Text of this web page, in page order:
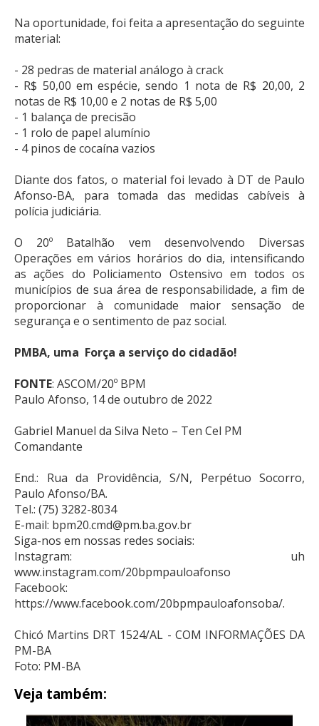
Na oportunidade, foi feita a apresentação do seguinte
material:
- 28 pedras de material análogo à crack
- R$ 50,00 em espécie, sendo 1 nota de R$ 20,00, 2
notas de R$ 10,00 e 2 notas de R$ 5,00
- 1 balança de precisão
- 1 rolo de papel alumínio
- 4 pinos de cocaína vazios
Diante dos fatos, o material foi levado à DT de Paulo
Afonso-BA, para tomada das medidas cabíveis à
polícia judiciária.
O 20º Batalhão vem desenvolvendo Diversas
Operações em vários horários do dia, intensificando
as ações do Policiamento Ostensivo em todos os
municípios de sua área de responsabilidade, a fim de
proporcionar à comunidade maior sensação de
segurança e o sentimento de paz social.
PMBA, uma Força a serviço do cidadão!
FONTE: ASCOM/20º BPM
Paulo Afonso, 14 de outubro de 2022
Gabriel Manuel da Silva Neto – Ten Cel PM
Comandante
End.: Rua da Providência, S/N, Perpétuo Socorro,
Paulo Afonso/BA.
Tel.: (75) 3282-8034
E-mail: bpm20.cmd@pm.ba.gov.br
Siga-nos em nossas redes sociais:
Instagram: uh
www.instagram.com/20bpmpauloafonso
Facebook:
https://www.facebook.com/20bpmpauloafonsoba/.
Chicó Martins DRT 1524/AL - COM INFORMAÇÕES DA
PM-BA
Foto: PM-BA
Veja também: